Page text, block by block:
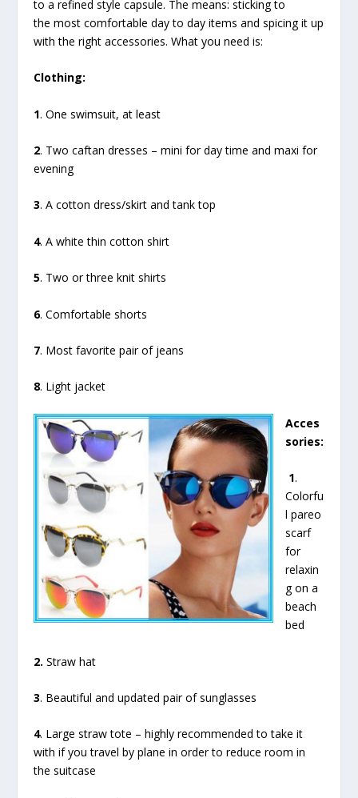
to a refined style capsule. The means: sticking to
the most comfortable day to day items and spicing it up
with the right accessories. What you need is:
Clothing:
1. One swimsuit, at least
2. Two caftan dresses – mini for day time and maxi for
evening
3. A cotton dress/skirt and tank top
4. A white thin cotton shirt
5. Two or three knit shirts
6. Comfortable shorts
7. Most favorite pair of jeans
8. Light jacket
Acces
sories:
1.
Colorfu
l pareo
scarf
for
relaxin
g on a
beach
bed
2. Straw hat
3. Beautiful and updated pair of sunglasses
4. Large straw tote – highly recommended to take it
with if you travel by plane in order to reduce room in
the suitcase